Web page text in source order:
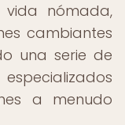
nómada,
cambiantes
una serie de
a menudo